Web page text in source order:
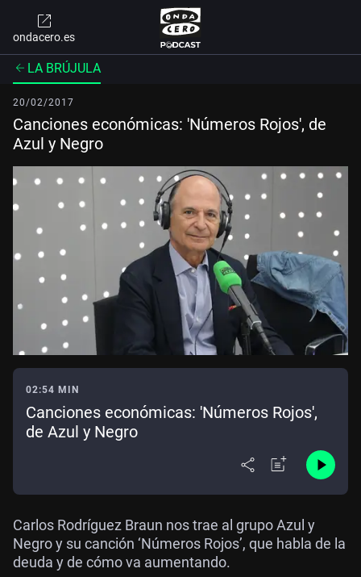
ondacero.es
LA BRÚJULA
20/02/2017
Canciones económicas: 'Números Rojos', de
Azul y Negro
02:54 MIN
Canciones económicas: 'Números Rojos',
de Azul y Negro
Carlos Rodríguez Braun nos trae al grupo Azul y
Negro y su canción ‘Números Rojos’, que habla de la
deuda y de cómo va aumentando.